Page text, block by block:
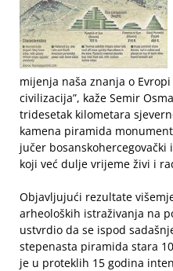
mijenja naša znanja o
civilizacija”, kaže Semir
tridesetak kilometara
kamena piramida
jučer bosanskohercegovački
koji već dulje vrijeme živi i
Objavljujući rezultate
arheoloških istraživanja na
ustvrdio da se ispod
stepenasta piramida stara
je u proteklih 15 godina